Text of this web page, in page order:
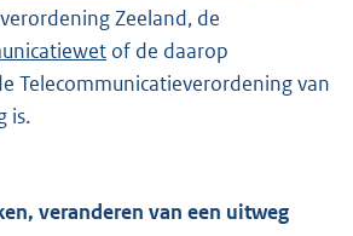
Zeeland, de
of de daarop
Telecommunicatieverordening van
is.
veranderen van een uitweg